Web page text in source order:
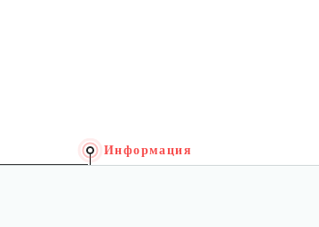
Информация